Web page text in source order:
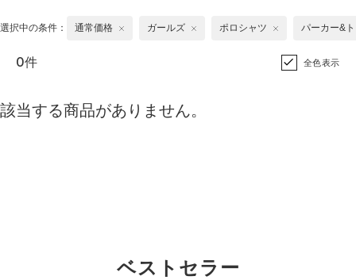
選択中の条件： 通常価格 ガールズ ポロシャツ パーカー&
0件 全色表示
該当する商品がありません。
ベストセラー